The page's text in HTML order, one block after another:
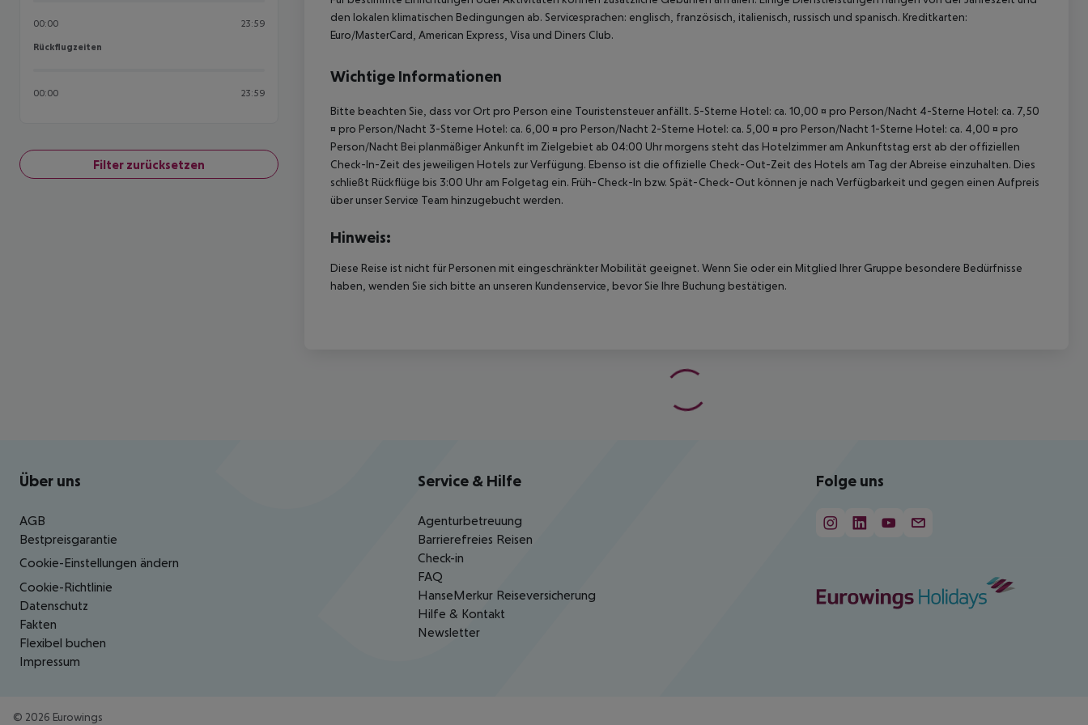
00:00 23:59
Rückflugzeiten
Rückflugzeiten
00:00 23:59
Filter zurücksetzen
den lokalen klimatischen Bedingungen ab. Servicesprachen: englisch, französisch, italienisch, russisch und spanisch. Kreditkarten:
Euro/MasterCard, American Express, Visa und Diners Club.
Wichtige Informationen
Bitte beachten Sie, dass vor Ort pro Person eine Touristensteuer anfällt. 5-Sterne Hotel: ca. 10,00 ¤ pro Person/Nacht 4-Sterne Hotel: ca. 7,50
¤ pro Person/Nacht 3-Sterne Hotel: ca. 6,00 ¤ pro Person/Nacht 2-Sterne Hotel: ca. 5,00 ¤ pro Person/Nacht 1-Sterne Hotel: ca. 4,00 ¤ pro
Person/Nacht Bei planmäßiger Ankunft im Zielgebiet ab 04:00 Uhr morgens steht das Hotelzimmer am Ankunftstag erst ab der offiziellen
Check-In-Zeit des jeweiligen Hotels zur Verfügung. Ebenso ist die offizielle Check-Out-Zeit des Hotels am Tag der Abreise einzuhalten. Dies
schließt Rückflüge bis 3:00 Uhr am Folgetag ein. Früh-Check-In bzw. Spät-Check-Out können je nach Verfügbarkeit und gegen einen Aufpreis
über unser Service Team hinzugebucht werden.
Hinweis:
Diese Reise ist nicht für Personen mit eingeschränkter Mobilität geeignet. Wenn Sie oder ein Mitglied Ihrer Gruppe besondere Bedürfnisse
haben, wenden Sie sich bitte an unseren Kundenservice, bevor Sie Ihre Buchung bestätigen.
Footer navigation
Über uns
AGB
Bestpreisgarantie
Cookie-Einstellungen ändern
Cookie-Richtlinie
Datenschutz
Fakten
Flexibel buchen
Impressum
Service & Hilfe
Agenturbetreuung
Barrierefreies Reisen
Check-in
FAQ
HanseMerkur Reiseversicherung
Hilfe & Kontakt
Newsletter
Folge uns
© 2026 Eurowings